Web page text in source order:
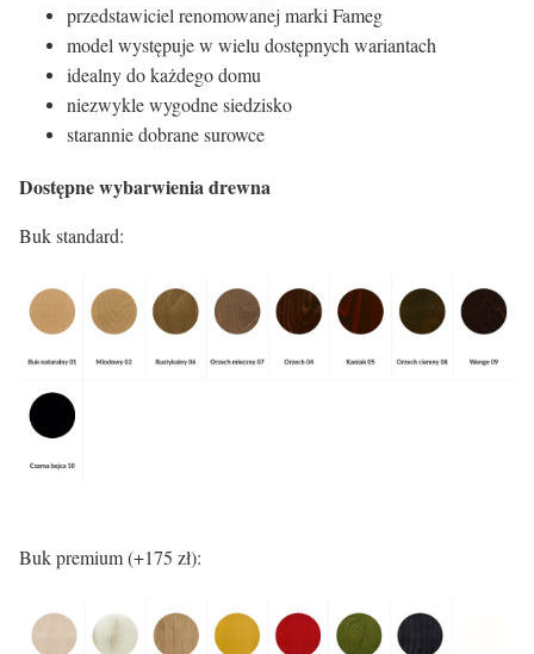
przedstawiciel renomowanej marki Fameg
model występuje w wielu dostępnych wariantach
idealny do każdego domu
niezwykle wygodne siedzisko
starannie dobrane surowce
Dostępne wybarwienia drewna
Buk standard:
Buk premium (+175 zł):